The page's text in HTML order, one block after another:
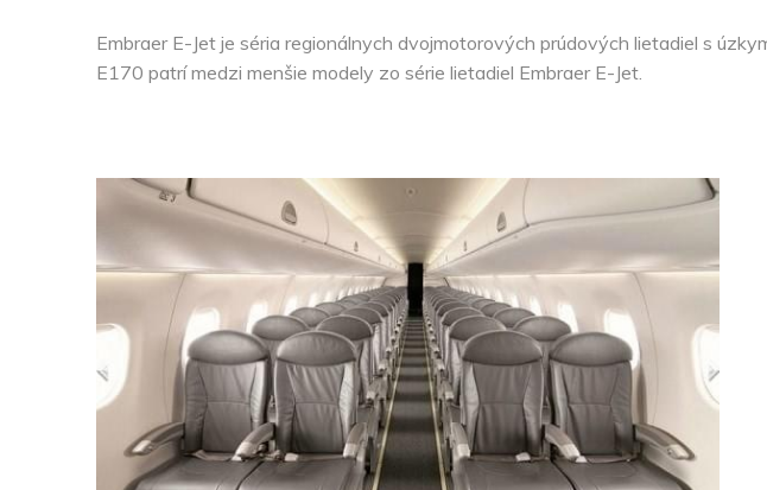
Embraer E-Jet je séria regionálnych dvojmotorových prúdových lietadiel s
E170 patrí medzi menšie modely zo série lietadiel Embraer E-Jet.